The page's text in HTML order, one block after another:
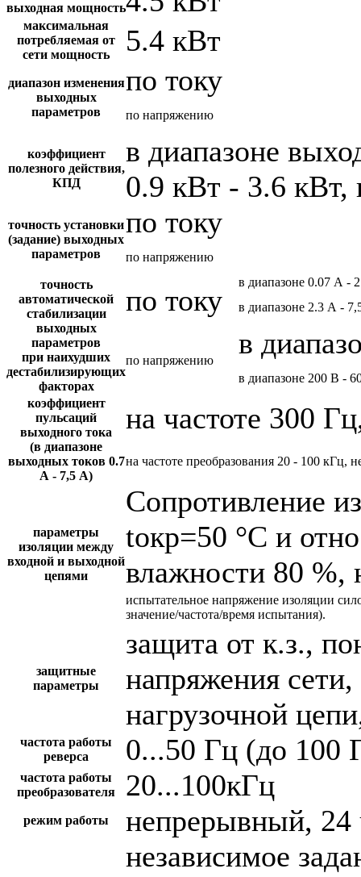
выходная мощность
максимальная
потребляемая от
сети мощность
5.4 кВт
диапазон изменения
выходных
параметров
по току
по напряжению
коэффициент
полезного действия,
КПД
в диапазоне
0.9 кВт - 3.6 кВт,
точность установки
(задание) выходных
параметров
по току
по напряжению
точность
автоматической
стабилизации
выходных
параметров
при наихудших
дестабилизирующих
факторах
по току
в диапазоне 0.07 А -
в диапазоне 2.3 А -
по напряжению
в
в диапазоне 200 В -
коэффициент
пульсаций
выходного тока
(в диапазоне
выходных токов 0.7
А - 7,5 А)
на частоте 300
на частоте преобразования 20 - 100 кГц,
параметры
изоляции между
входной и выходной
цепями
Сопротивление
tокр=50 °С и
влажности 80 %,
испытательное напряжение изоляции
значение/частота/время испытания).
защитные
параметры
защита от к.з.,
напряжения
нагрузочной
частота работы
реверса
0...50 Гц (до 100
частота работы
преобразователя
20...100кГц
режим работы
непрерывный, 24
независимое